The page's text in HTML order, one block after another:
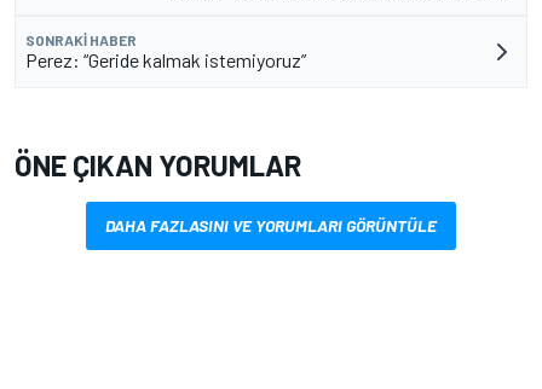
SONRAKI HABER
Perez: “Geride kalmak istemiyoruz”
ÖNE ÇIKAN YORUMLAR
DAHA FAZLASINI VE YORUMLARI GÖRÜNTÜLE